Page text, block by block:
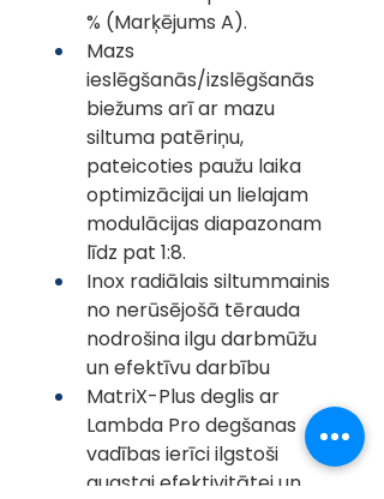
% (Marķējums A).
Mazs
ieslēgšanās/izslēgšanās
biežums arī ar mazu
siltuma patēriņu,
pateicoties paužu laika
optimizācijai un lielajam
modulācijas diapazonam
līdz pat 1:8.
Inox radiālais siltummainis
no nerūsējošā tērauda
nodrošina ilgu darbmūžu
un efektīvu darbību
MatriX-Plus deglis ar
Lambda Pro degšanas
vadības ierīci ilgstoši
augstai efektivitātei un